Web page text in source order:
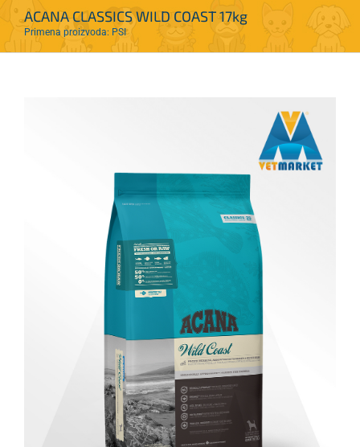
ACANA CLASSICS WILD COAST 17kg
Primena proizvoda: PSI